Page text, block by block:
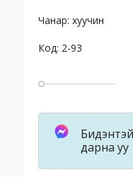
Чанар: хуучин
Код: 2-93
дарна уу